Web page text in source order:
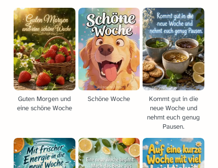
Guten Morgen und
eine schöne Woche
Schöne Woche
Kommt gut in die
neue Woche und
nehmt euch genug
Pausen.